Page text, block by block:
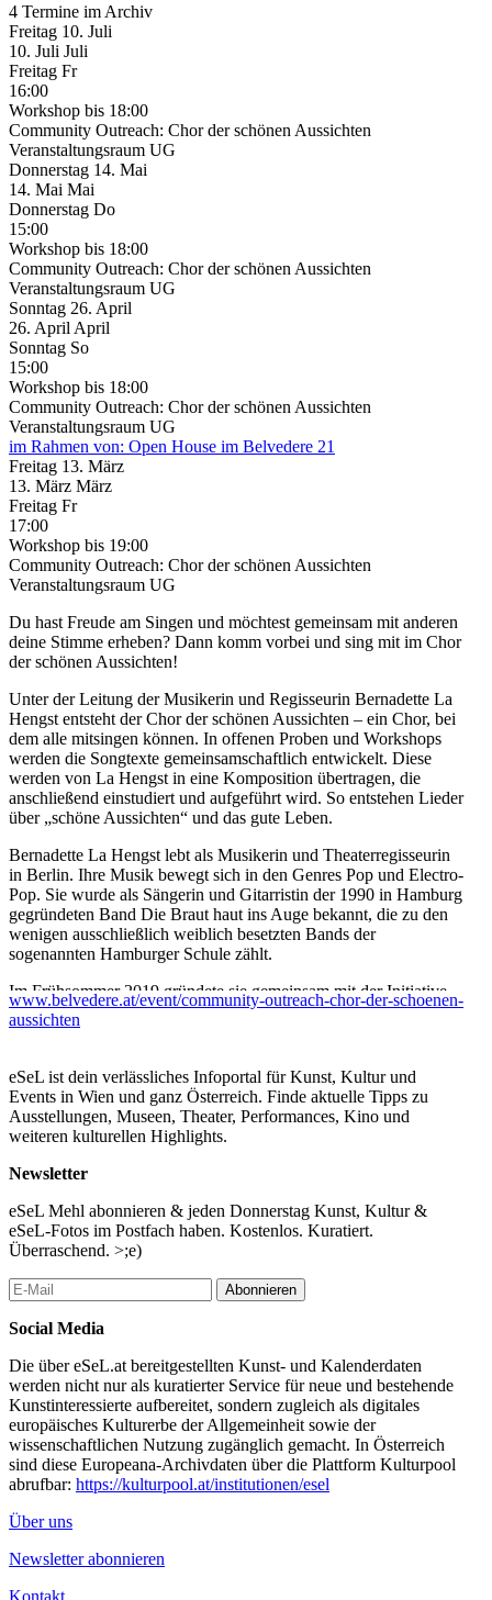
4 Termine im Archiv
Freitag 10. Juli
10. Juli Juli
Freitag Fr
16:00
Workshop bis 18:00
Community Outreach: Chor der schönen Aussichten
Veranstaltungsraum UG
Donnerstag 14. Mai
14. Mai Mai
Donnerstag Do
15:00
Workshop bis 18:00
Community Outreach: Chor der schönen Aussichten
Veranstaltungsraum UG
Sonntag 26. April
26. April April
Sonntag So
15:00
Workshop bis 18:00
Community Outreach: Chor der schönen Aussichten
Veranstaltungsraum UG
im Rahmen von: Open House im Belvedere 21
Freitag 13. März
13. März März
Freitag Fr
17:00
Workshop bis 19:00
Community Outreach: Chor der schönen Aussichten
Veranstaltungsraum UG
Du hast Freude am Singen und möchtest gemeinsam mit anderen
deine Stimme erheben? Dann komm vorbei und sing mit im Chor
der schönen Aussichten!
Unter der Leitung der Musikerin und Regisseurin Bernadette La
Hengst entsteht der Chor der schönen Aussichten – ein Chor, bei
dem alle mitsingen können. In offenen Proben und Workshops
werden die Songtexte gemeinsamschaftlich entwickelt. Diese
werden von La Hengst in eine Komposition übertragen, die
anschließend einstudiert und aufgeführt wird. So entstehen Lieder
über „schöne Aussichten“ und das gute Leben.
Bernadette La Hengst lebt als Musikerin und Theaterregisseurin
in Berlin. Ihre Musik bewegt sich in den Genres Pop und Electro-
Pop. Sie wurde als Sängerin und Gitarristin der 1990 in Hamburg
gegründeten Band Die Braut haut ins Auge bekannt, die zu den
wenigen ausschließlich weiblich besetzten Bands der
sogenannten Hamburger Schule zählt.
Im Frühsommer 2019 gründete sie gemeinsam mit der Initiative
Raumlabor Berlin das Kunstprojekt Chor der Statistik, um dem
Veränderungsprozess rund um das Haus der Statistik (HdS) in
Weitere Termine
SO, 26.4. / 15–18 Uhr
DO, 14.5. / 15–18 Uhr
FR, 10.7. / 16–18 Uhr
...Mehr lesen
www.belvedere.at/event/community-outreach-chor-der-schoenen-
aussichten
eSeL ist dein verlässliches Infoportal für Kunst, Kultur und
Events in Wien und ganz Österreich. Finde aktuelle Tipps zu
Ausstellungen, Museen, Theater, Performances, Kino und
weiteren kulturellen Highlights.
Newsletter
eSeL Mehl abonnieren & jeden Donnerstag Kunst, Kultur &
eSeL-Fotos im Postfach haben. Kostenlos. Kuratiert.
Überraschend. >;e)
Abonnieren
Social Media
Die über eSeL.at bereitgestellten Kunst- und Kalenderdaten
werden nicht nur als kuratierter Service für neue und bestehende
Kunstinteressierte aufbereitet, sondern zugleich als digitales
europäisches Kulturerbe der Allgemeinheit sowie der
wissenschaftlichen Nutzung zugänglich gemacht. In Österreich
sind diese Europeana-Archivdaten über die Plattform Kulturpool
abrufbar: https://kulturpool.at/institutionen/esel
Über uns
Newsletter abonnieren
Kontakt